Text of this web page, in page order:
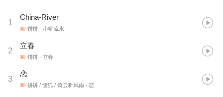
1
China-River
饼饼 - 小桥流水
2
立春
饼饼 - 立春
3
恋
饼饼 / 慵狐 / 倚云听风雨 - 恋